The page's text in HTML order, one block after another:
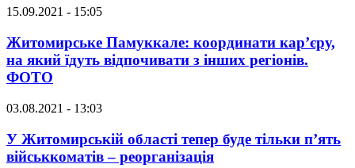
15.09.2021 - 15:05
Житомирське Памуккале: координати кар’єру,
на який їдуть відпочивати з інших регіонів.
ФОТО
03.08.2021 - 13:03
У Житомирській області тепер буде тільки п’ять
військкоматів – реорганізація